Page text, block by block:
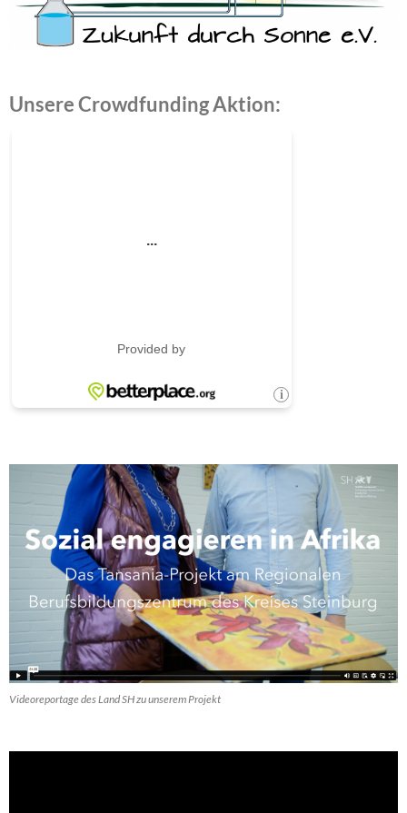
Unsere Crowdfunding Aktion:
Videoreportage des Land SH zu unserem Projekt